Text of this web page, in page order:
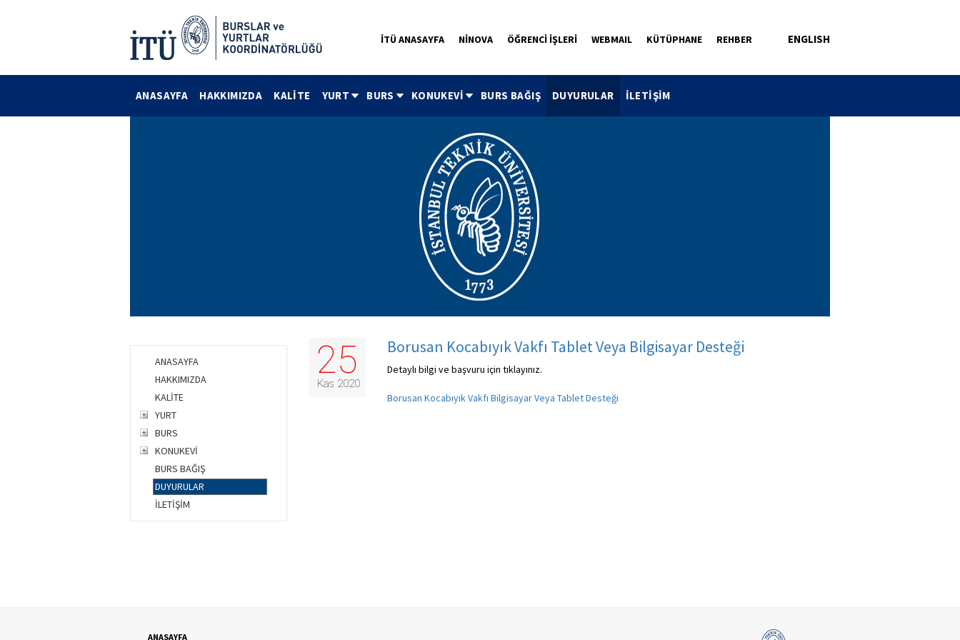
ENGLISH
İTÜ ANASAYFA NİNOVA ÖĞRENCİ İŞLERİ WEBMAIL KÜTÜPHANE REHBER
ANASAYFA HAKKIMIZDA KALİTE YURT BURS KONUKEVİ BURS BAĞIŞ DUYURULAR İLETİŞİM
ANASAYFA
HAKKIMIZDA
KALİTE
YURT
BURS
KONUKEVİ
BURS BAĞIŞ
DUYURULAR
İLETİŞİM
25
Kas 2020
Borusan Kocabıyık Vakfı Tablet Veya Bilgisayar Desteği
Detaylı bilgi ve başvuru için tıklayınız.
Borusan Kocabıyık Vakfı Bilgisayar Veya Tablet Desteği
ANASAYFA